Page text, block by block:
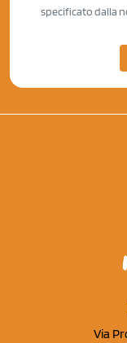
specificato dalla
Via